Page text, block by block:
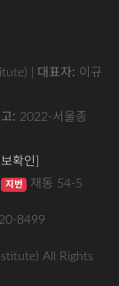
| 대표자: 이규
: 2022-서울종
확인
확인]
지번 재동 54-5
8499
All Rights